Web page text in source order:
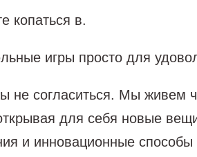
копаться в.
игры просто для
не согласиться. Мы живем
для себя новые
и инновационные